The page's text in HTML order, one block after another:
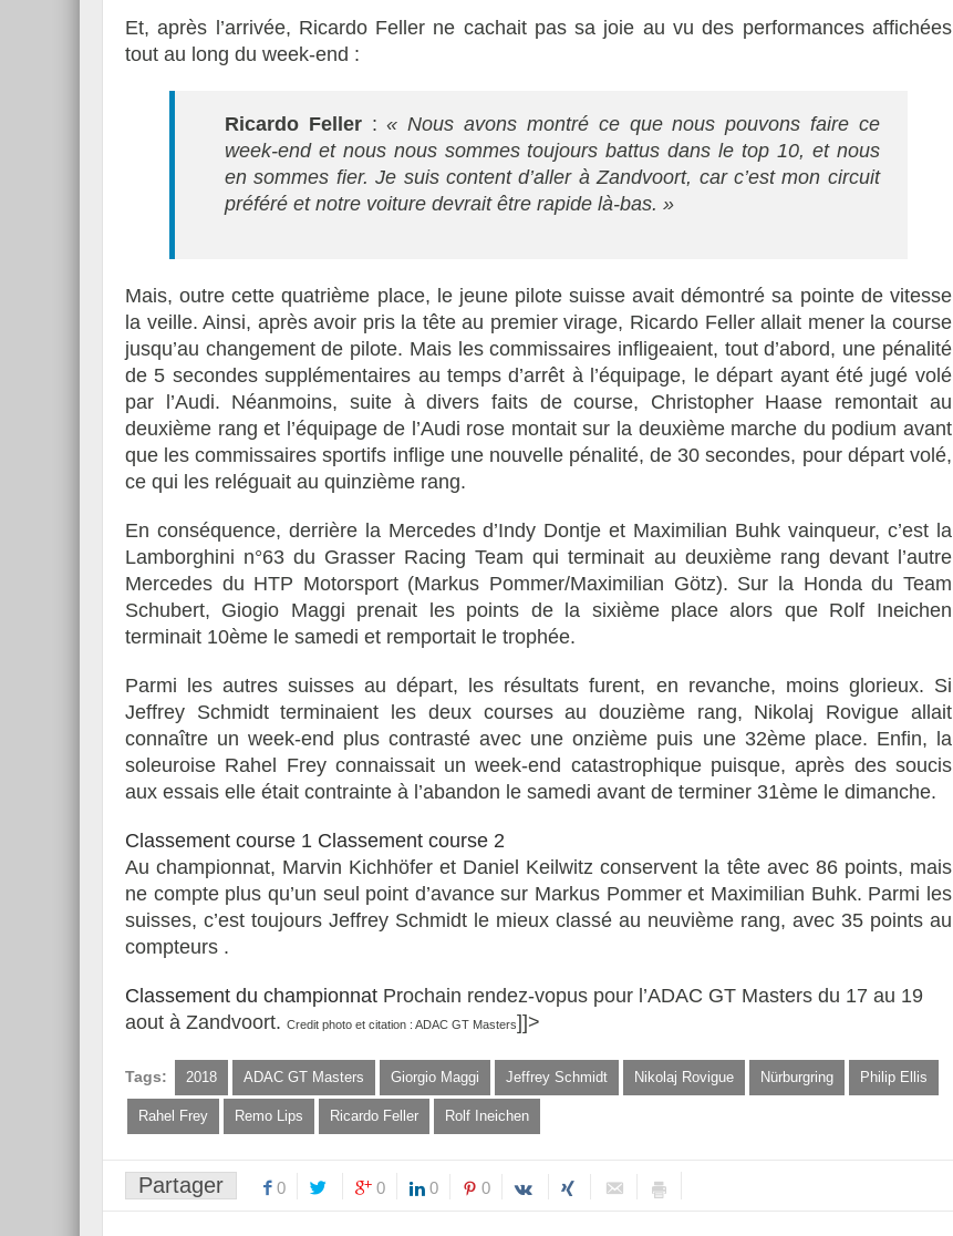
Et, après l’arrivée, Ricardo Feller ne cachait pas sa joie au vu des performances affichées
tout au long du week-end :
Ricardo Feller:« Nous avons montré ce que nous pouvons faire ce
week-end et nous nous sommes toujours battus dans le top 10, et nous
en sommes fier. Je suis content d’aller à Zandvoort, car c’est mon circuit
préféré et notre voiture devrait être rapide là-bas. »
Mais, outre cette quatrième place, le jeune pilote suisse avait démontré sa pointe de vitesse
la veille. Ainsi, après avoir pris la tête au premier virage, Ricardo Feller allait mener la course
jusqu’au changement de pilote. Mais les commissaires infligeaient, tout d’abord, une pénalité
de 5 secondes supplémentaires au temps d’arrêt à l’équipage, le départ ayant été jugé volé
par l’Audi. Néanmoins, suite à divers faits de course, Christopher Haase remontait au
deuxième rang et l’équipage de l’Audi rose montait sur la deuxième marche du podium avant
que les commissaires sportifs inflige une nouvelle pénalité, de 30 secondes, pour départ volé,
ce qui les reléguait au quinzième rang.
En conséquence, derrière la Mercedes d’Indy Dontje et Maximilian Buhk vainqueur, c’est la
Lamborghini n°63 du Grasser Racing Team qui terminait au deuxième rang devant l’autre
Mercedes du HTP Motorsport (Markus Pommer/Maximilian Götz). Sur la Honda du Team
Schubert, Giogio Maggi prenait les points de la sixième place alors que Rolf Ineichen
terminait 10ème le samedi et remportait le trophée.
Parmi les autres suisses au départ, les résultats furent, en revanche, moins glorieux. Si
Jeffrey Schmidt terminaient les deux courses au douzième rang, Nikolaj Rovigue allait
connaître un week-end plus contrasté avec une onzième puis une 32ème place. Enfin, la
soleuroise Rahel Frey connaissait un week-end catastrophique puisque, après des soucis
aux essais elle était contrainte à l’abandon le samedi avant de terminer 31ème le dimanche.
Classement course 1 Classement course 2
Au championnat, Marvin Kichhöfer et Daniel Keilwitz conservent la tête avec 86 points, mais
ne compte plus qu’un seul point d’avance sur Markus Pommer et Maximilian Buhk. Parmi les
suisses, c’est toujours Jeffrey Schmidt le mieux classé au neuvième rang, avec 35 points au
compteurs .
Classement du championnat Prochain rendez-vopus pour l’ADAC GT Masters du 17 au 19
aout à Zandvoort. Credit photo et citation : ADAC GT Masters]]>
Tags: 2018 ADAC GT Masters Giorgio Maggi Jeffrey Schmidt Nikolaj Rovigue Nürburgring Philip Ellis
Rahel Frey Remo Lips Ricardo Feller Rolf Ineichen
Partager 0 0 0 0